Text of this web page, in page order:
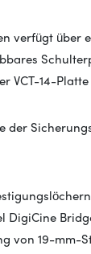
verfügt über
VCT-14-
DigiCine
von 19-mm-